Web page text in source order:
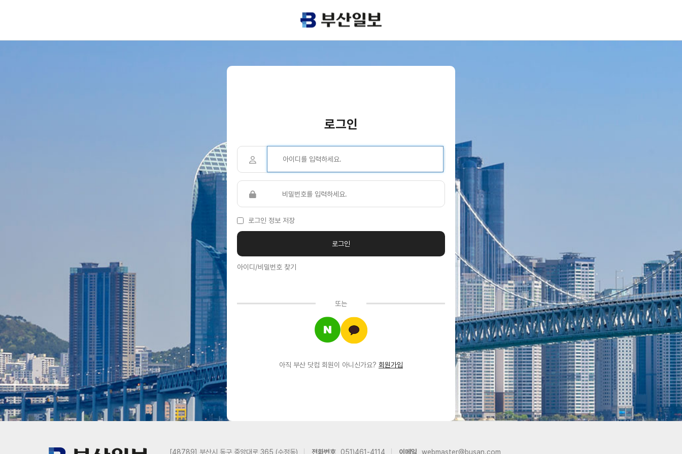
로그인
로그인 정보 저장
아이디/비밀번호 찾기
또는
아직 부산 닷컴 회원이 아니신가요? 회원가입
[48789] 부산시 동구 중앙대로 365 (수정동) 전화번호 051)461-4114 이메일 webmaster@busan.com